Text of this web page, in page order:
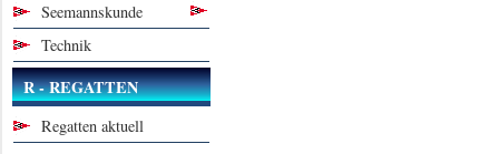
Seemannskunde
Technik
R - REGATTEN
Regatten aktuell